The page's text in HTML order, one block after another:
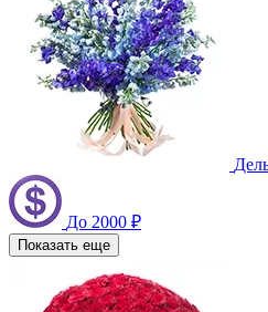
До 2000 ₽
Показать еще